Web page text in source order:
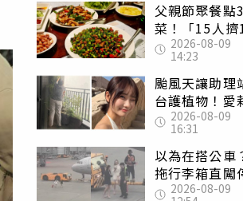
父親節聚餐點
菜！「15人擠
桌」她餓到
網傻眼：讓店
笑話
2026-08-09
14:23
颱風天讓助理
台護植物！愛
莎挨轟 笑回
不會被吹出去
2026-08-09
16:31
以為在搭公車
拖行李箱直闖
坪「揮手攔
2026-08-09